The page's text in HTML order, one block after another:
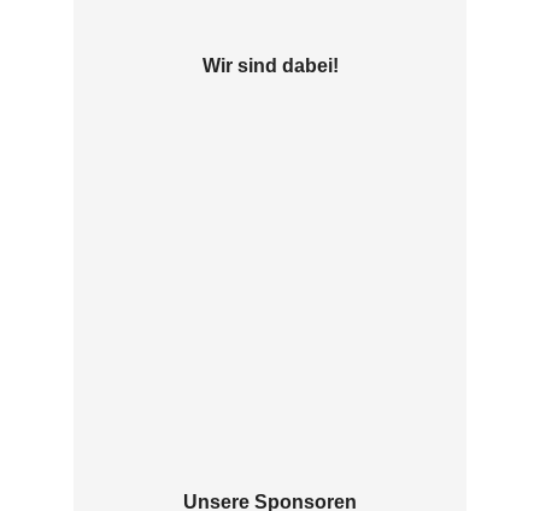
Wir sind dabei!
Unsere Sponsoren